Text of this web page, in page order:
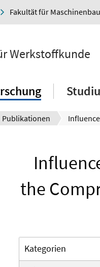
Fakultät für Maschinenbau
Werkstoffkunde
Publikationen
the
Kategorien